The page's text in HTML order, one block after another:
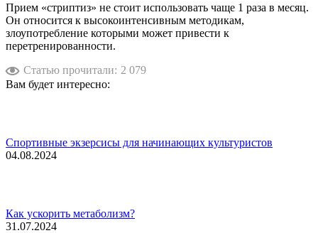
Прием «стриптиз» не стоит использовать чаще 1 раза в месяц.
Он относится к высокоинтенсивным методикам,
злоупотребление которыми может привести к
перетренированности.
Статью прочитали: 2 079
Вам будет интересно:
Спортивные экзерсисы для начинающих культуристов
04.08.2024
Как ускорить метаболизм?
31.07.2024